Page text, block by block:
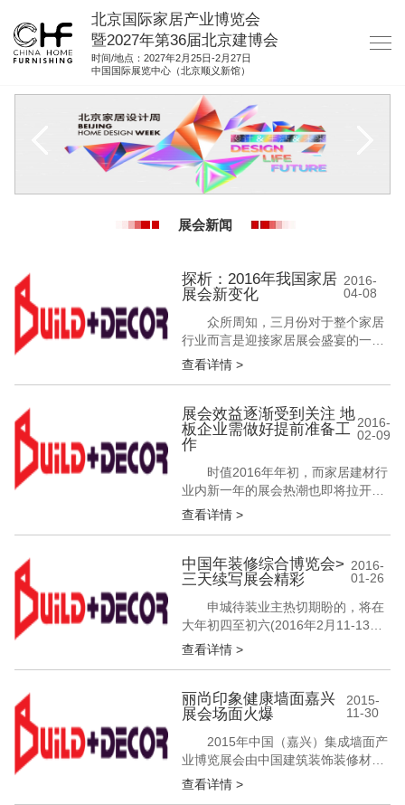
北京国际家居产业博览会
暨2027年第36届北京建博会
时间/地点：2027年2月25日-2月27日
中国国际展览中心（北京顺义新馆）
资料下载
集团展会
参展联络
展会新闻
探析：2016年我国家居
展会新变化
2016-
04-08
众所周知，三月份对于整个家居
行业而言是迎接家居展会盛宴的一个
月份，国内很多家居建材展会都会陆
家博会堪称三月份各大展会之首,不仅
历史久远,而且每年都以巨无霸的体量
示人。今年的展馆上,发生着怎样的变
化? 探析：2016年我国家居展会新...
查看详情 >
展会效益逐渐受到关注 地
板企业需做好提前准备工
作
2016-
02-09
时值2016年年初，而家居建材行
业内新一年的展会热潮也即将拉开帷
幕。对于地板企业而言，3月份的上
成为不少地板企业在品牌建设方面热
衷的方向，除此以外，展会的其它作
用也倍受企业青睐。然而从企业角度
出发，想要利用好展会效益，还需做
好准备工...
查看详情 >
中国年装修综合博览会>
三天续写展会精彩
2016-
01-26
申城待装业主热切期盼的，将在
大年初四至初六(2016年2月11-13日)
迎来第五届开幕。 本次活动由上
持协办。活动将连续三天在上海八万
人体育馆(零陵路800号东亚展馆)为业
主带来一场真正放心、安心、省心的
装修装潢博览会!活动官网...
查看详情 >
丽尚印象健康墙面嘉兴
展会场面火爆
2015-
11-30
2015年中国（嘉兴）集成墙面产
业博览展会由中国建筑装饰装修材料
协会与中国建筑装饰协会共同主办，
查看详情 >